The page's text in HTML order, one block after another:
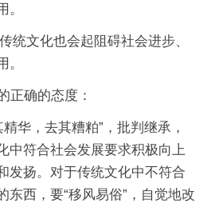
。
统文化也会起阻碍社会进步、
。
正确的态度：
华，去其糟粕”，批判继承，
中符合社会发展要求积极向上
发扬。对于传统文化中不符合
东西，要“移风易俗”，自觉地改